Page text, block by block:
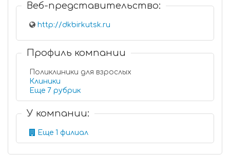
Веб-представительство:
http://dkbirkutsk.ru
Профиль компании
Поликлиники для взрослых
Клиники
Еще 7 рубрик
У компании:
Еще 1 филиал